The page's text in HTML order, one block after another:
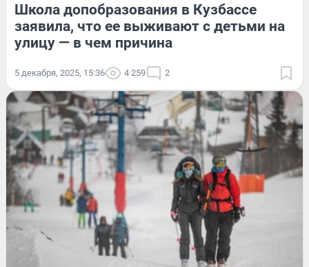
Школа допобразования в Кузбассе
заявила, что ее выживают с детьми на
улицу — в чем причина
5 декабря, 2025, 15:36 4 259 2